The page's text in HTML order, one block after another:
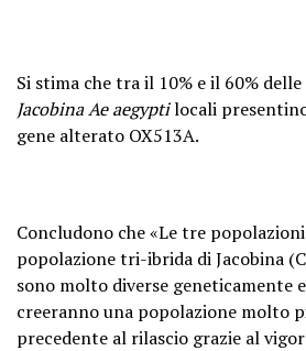
Si stima che tra il 10% e il 60%
Jacobina Ae aegyptilocali
gene alterato OX513A.
Concludono che «Le tre
popolazione tri-ibrida di Jacobina
sono molto diverse geneticamente
creeranno una popolazione molto
precedente al rilascio grazie al